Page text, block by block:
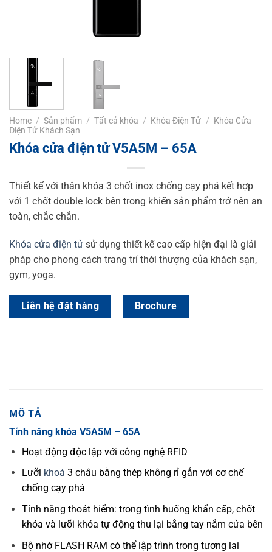
Home / Sản phẩm / Tất cả khóa / Khóa Điện Tử / Khóa Cửa
Điện Tử Khách Sạn
Khóa cửa điện tử V5A5M – 65A
Thiết kế với thân khóa 3 chốt inox chống cạy phá kết hợp
với 1 chốt double lock bên trong khiến sản phẩm trở nên an
toàn, chắc chắn.
Khóa cửa điện tử sử dụng thiết kế cao cấp hiện đại là giải
pháp cho phong cách trang trí thời thượng của khách sạn,
gym, yoga.
Liên hệ đặt hàng Brochure
MÔ TẢ
Tính năng khóa V5A5M – 65A
Hoạt động độc lập với công nghệ RFID
Lưỡi khoá 3 châu bằng thép không rỉ gắn với cơ chế
chống cạy phá
Tính năng thoát hiểm: trong tình huống khẩn cấp, chốt
khóa và lưỡi khóa tự động thu lại bằng tay nắm cửa bên
Bộ nhớ FLASH RAM có thể lập trình trong tương lai